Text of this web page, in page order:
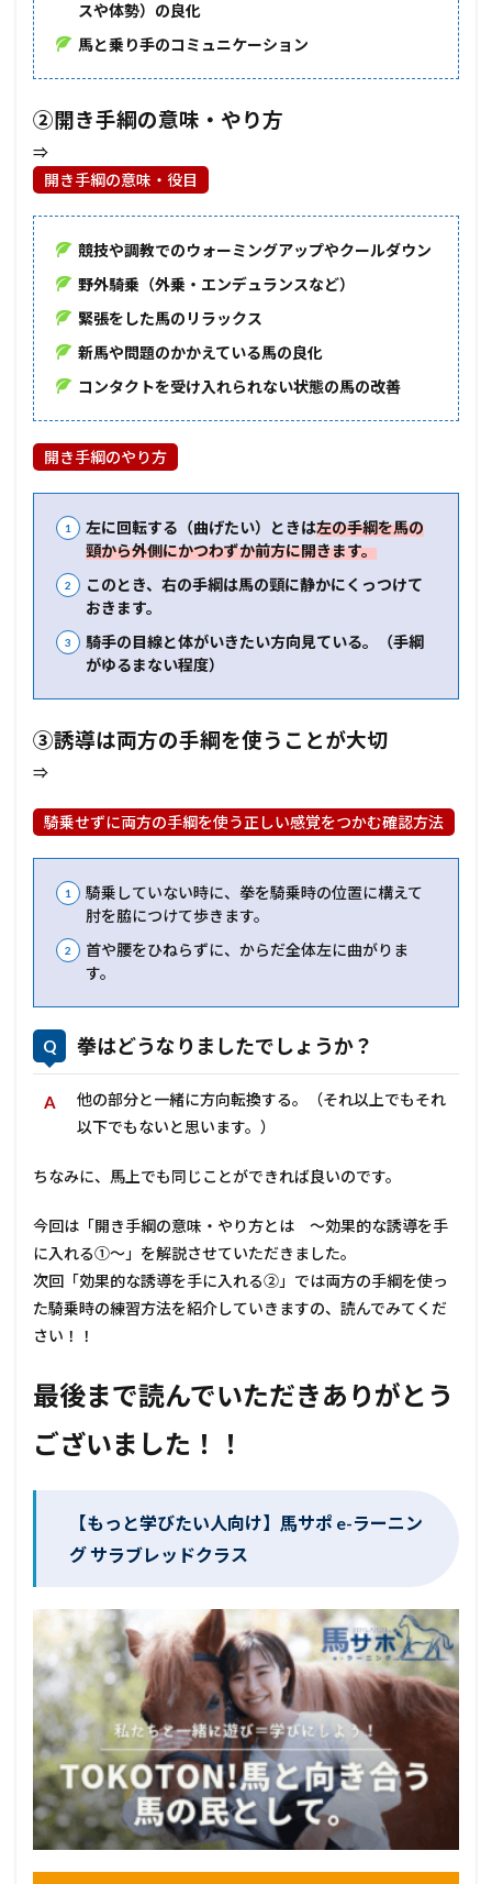
スや体勢）の良化
馬と乗り手のコミュニケーション
②開き手綱の意味・やり方
⇒
開き手綱の意味・役目
競技や調教でのウォーミングアップやクールダウン
野外騎乗（外乗・エンデュランスなど）
緊張をした馬のリラックス
新馬や問題のかかえている馬の良化
コンタクトを受け入れられない状態の馬の改善
開き手綱のやり方
左に回転する（曲げたい）ときは左の手綱を馬の
頸から外側にかつわずか前方に開きます。
このとき、右の手綱は馬の頸に静かにくっつけて
おきます。
騎手の目線と体がいきたい方向見ている。（手綱
がゆるまない程度）
③誘導は両方の手綱を使うことが大切
⇒
騎乗せずに両方の手綱を使う正しい感覚をつかむ確認方法
騎乗していない時に、拳を騎乗時の位置に構えて
肘を脇につけて歩きます。
首や腰をひねらずに、からだ全体左に曲がりま
す。
拳はどうなりましたでしょうか？
他の部分と一緒に方向転換する。（それ以上でもそれ
以下でもないと思います。）
ちなみに、馬上でも同じことができれば良いのです。
今回は「開き手綱の意味・やり方とは ～効果的な誘導を手
に入れる①～」を解説させていただきました。
次回「効果的な誘導を手に入れる②」では両方の手綱を使っ
た騎乗時の練習方法を紹介していきますの、読んでみてくだ
さい！！
最後まで読んでいただきありがとう
ございました！！
【もっと学びたい人向け】馬サポ e-ラーニン
グ サラブレッドクラス